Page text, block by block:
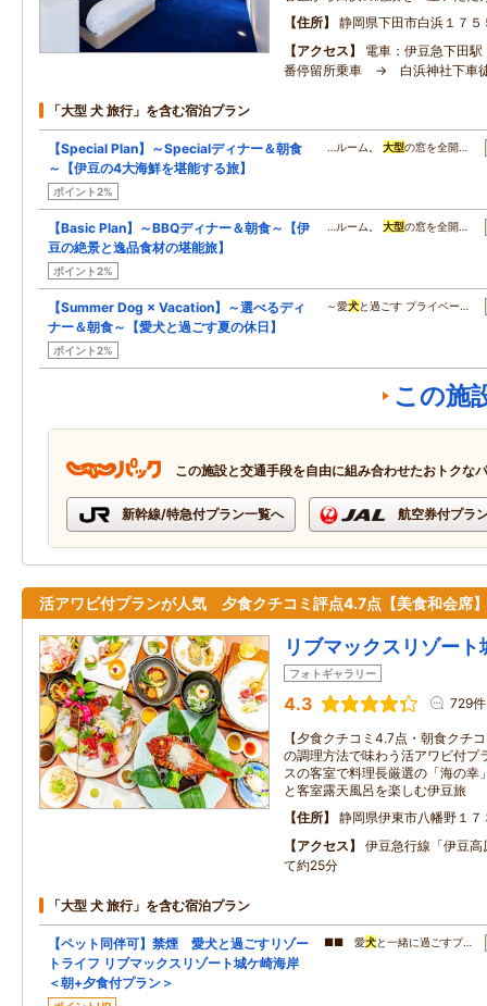
住所
静岡県下田市白浜１７５
アクセス
電車：伊豆急下田
番停留所乗車 → 白浜神社下車
「大型 犬 旅行」を含む宿泊プラン
【Special Plan】～Specialディナー＆朝食
～【伊豆の4大海鮮を堪能する旅】
ポイント2%
…ルーム。大型の窓を全開…
【Basic Plan】～BBQディナー＆朝食～【伊
豆の絶景と逸品食材の堪能旅】
ポイント2%
…ルーム。大型の窓を全開…
【Summer Dog × Vacation】～選べるディ
ナー＆朝食～【愛犬と過ごす夏の休日】
ポイント2%
～愛犬と過ごす プライベー…
この施
この施設と交通手段を自由に組み合わせたおトクな
新幹線/特急付プラン一覧へ 航空券付プラ
活アワビ付プランが人気 夕食クチコミ評点4.7点【美食和会席】
リブマックスリゾート
フォトギャラリー
4.3 729件
【夕食クチコミ4.7点・朝食クチ
の調理方法で味わう活アワビ付プ
スの客室で料理長厳選の「海の幸
と客室露天風呂を楽しむ伊豆旅
住所
静岡県伊東市八幡野１７
アクセス
伊豆急行線「伊豆
て約25分
「大型 犬 旅行」を含む宿泊プラン
【ペット同伴可】禁煙 愛犬と過ごすリゾー
トライフ リブマックスリゾート城ケ崎海岸
＜朝+夕食付プラン＞
■■ 愛犬と一緒に過ごすプ…